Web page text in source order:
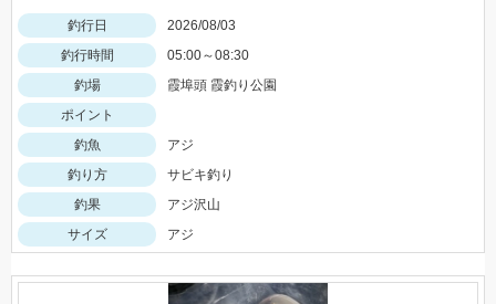
釣行日
2026/08/03
釣行時間
05:00～08:30
釣場
霞埠頭 霞釣り公園
ポイント
釣魚
アジ
釣り方
サビキ釣り
釣果
アジ沢山
サイズ
アジ